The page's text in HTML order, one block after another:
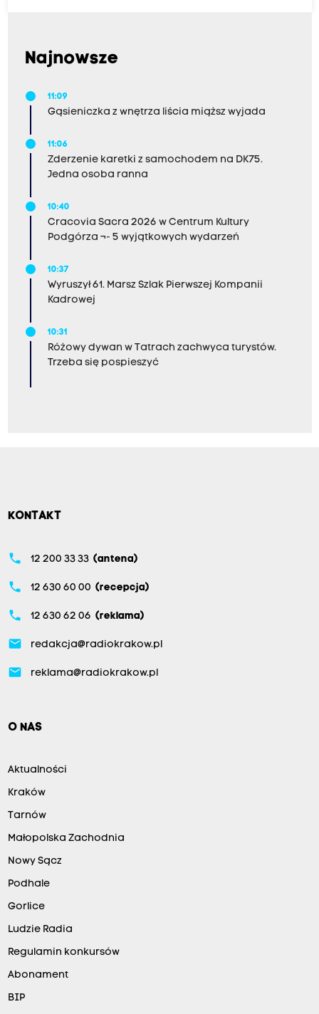
Najnowsze
11:09
Gąsieniczka z wnętrza liścia miąższ wyjada
11:06
Zderzenie karetki z samochodem na DK75.
Jedna osoba ranna
10:40
Cracovia Sacra 2026 w Centrum Kultury
Podgórza ¬- 5 wyjątkowych wydarzeń
10:37
Wyruszył 61. Marsz Szlak Pierwszej Kompanii
Kadrowej
10:31
Różowy dywan w Tatrach zachwyca turystów.
Trzeba się pospieszyć
KONTAKT
phone 12 200 33 33 (antena)
phone 12 630 60 00 (recepcja)
phone 12 630 62 06 (reklama)
email redakcja@radiokrakow.pl
email reklama@radiokrakow.pl
O NAS
Aktualności
Kraków
Tarnów
Małopolska Zachodnia
Nowy Sącz
Podhale
Gorlice
Ludzie Radia
Regulamin konkursów
Abonament
BIP